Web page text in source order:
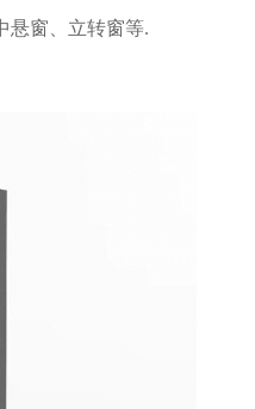
悬窗、立转窗等.